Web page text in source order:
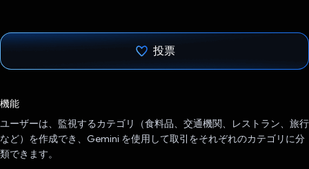
投票
機能
ユーザーは、監視するカテゴリ（食料品、交通機関、レストラン、旅行
など）を作成でき、Gemini を使用して取引をそれぞれのカテゴリに分
類できます。